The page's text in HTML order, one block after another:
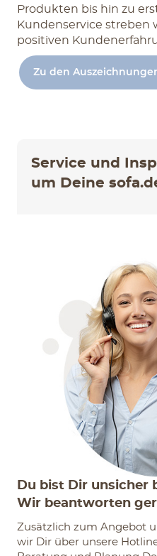
Produkten bis hin zu
Kundenservice streben
positiven
Zu den
Service und
um Deine
Du bist Dir unsicher
Wir beantworten
Zusätzlich zum Angebot
wir Dir über unsere